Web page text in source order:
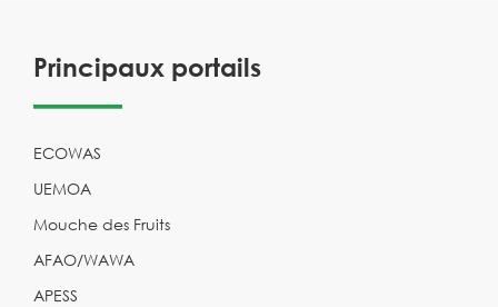
Principaux portails
ECOWAS
UEMOA
Mouche des Fruits
AFAO/WAWA
APESS